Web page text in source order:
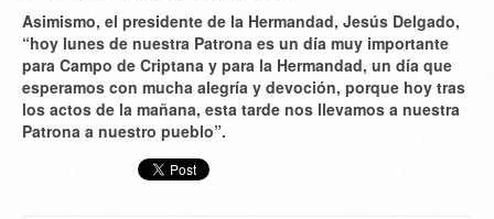
Asimismo, el presidente de la Hermandad, Jesús Delgado,
“hoy lunes de nuestra Patrona es un día muy importante
para Campo de Criptana y para la Hermandad, un día que
esperamos con mucha alegría y devoción, porque hoy tras
los actos de la mañana, esta tarde nos llevamos a nuestra
Patrona a nuestro pueblo”.